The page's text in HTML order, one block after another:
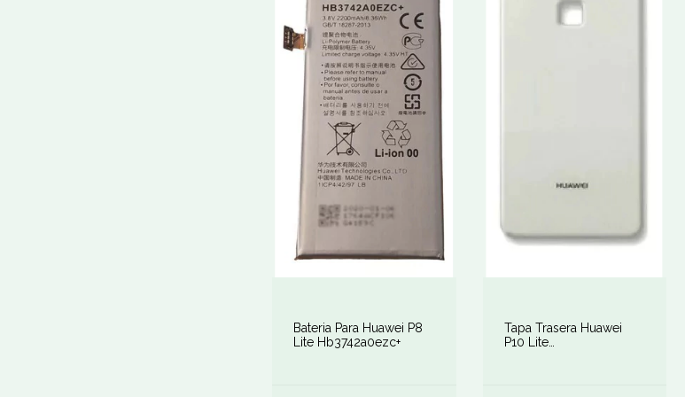
Bateria Para Huawei P8
Lite Hb3742a0ezc+
Tapa Trasera Huawei
P10 Lite